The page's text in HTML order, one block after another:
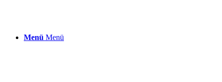
Menü Menü